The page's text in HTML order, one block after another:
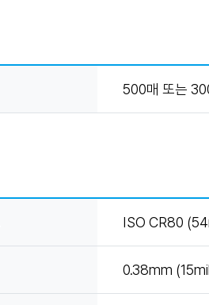
500매 또는
ISO CR80
0.38mm